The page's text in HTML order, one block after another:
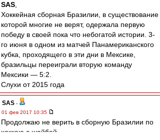
SAS
Хоккейная сборная Бразилии, в существование
которой многие не верят, одержала первую
победу в своей пока что небогатой истории. 3-
го июня в одном из матчей Панамериканского
кубка, проходящего в эти дни в Мексике,
бразильцы переиграли вторую команду
Мексики — 5:2.
Слухи от 2015 года
SAS -
01 фев 2017 10:35
Продолжаю не верить в сборную Бразилии по
хоккею с шайбой